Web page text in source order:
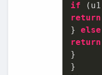
if
return
} else
return
}
}